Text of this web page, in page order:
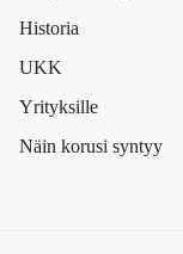
Historia
UKK
Yrityksille
Näin korusi syntyy